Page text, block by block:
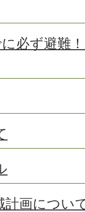
に必ず避難
計画につい